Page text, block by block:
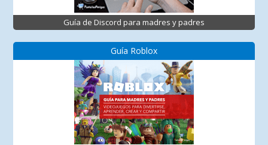
Guía de Discord para madres y padres
Guía Roblox